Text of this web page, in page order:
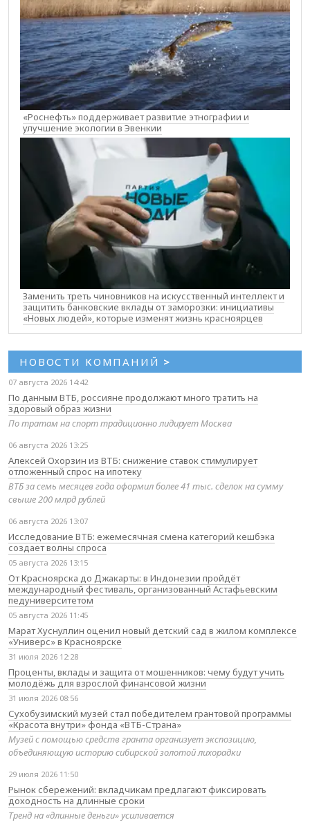
«Роснефть» поддерживает развитие этнографии и
улучшение экологии в Эвенкии
Заменить треть чиновников на искусственный интеллект и
защитить банковские вклады от заморозки: инициативы
«Новых людей», которые изменят жизнь красноярцев
НОВОСТИ КОМПАНИЙ >
07 августа 2026 14:42
По данным ВТБ, россияне продолжают много тратить на
здоровый образ жизни
По тратам на спорт традиционно лидирует Москва
06 августа 2026 13:25
Алексей Охорзин из ВТБ: снижение ставок стимулирует
отложенный спрос на ипотеку
ВТБ за семь месяцев года оформил более 41 тыс. сделок на сумму
свыше 200 млрд рублей
06 августа 2026 13:07
Исследование ВТБ: ежемесячная смена категорий кешбэка
создает волны спроса
05 августа 2026 13:15
От Красноярска до Джакарты: в Индонезии пройдёт
международный фестиваль, организованный Астафьевским
педуниверситетом
05 августа 2026 11:45
Марат Хуснуллин оценил новый детский сад в жилом комплексе
«Универс» в Красноярске
31 июля 2026 12:28
Проценты, вклады и защита от мошенников: чему будут учить
молодёжь для взрослой финансовой жизни
31 июля 2026 08:56
Сухобузимский музей стал победителем грантовой программы
«Красота внутри» фонда «ВТБ-Страна»
Музей с помощью средств гранта организует экспозицию,
объединяющую историю сибирской золотой лихорадки
29 июля 2026 11:50
Рынок сбережений: вкладчикам предлагают фиксировать
доходность на длинные сроки
Тренд на «длинные деньги» усиливается